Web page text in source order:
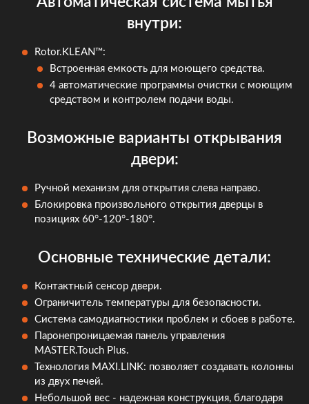
внутри:
Rotor.KLEAN™:
Встроенная емкость для моющего средства.
4 автоматические программы очистки с моющим
средством и контролем подачи воды.
Возможные варианты открывания
двери:
Ручной механизм для открытия слева направо.
Блокировка произвольного открытия дверцы в
позициях 60°-120°-180°.
Основные технические детали:
Контактный сенсор двери.
Ограничитель температуры для безопасности.
Система самодиагностики проблем и сбоев в работе.
Паронепроницаемая панель управления
MASTER.Touch Plus.
Технология MAXI.LINK: позволяет создавать колонны
из двух печей.
Небольшой вес - надежная конструкция, благодаря